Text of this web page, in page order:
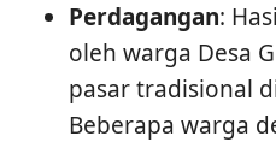
Perdagangan:
oleh warga Desa
pasar tradisional
Beberapa warga